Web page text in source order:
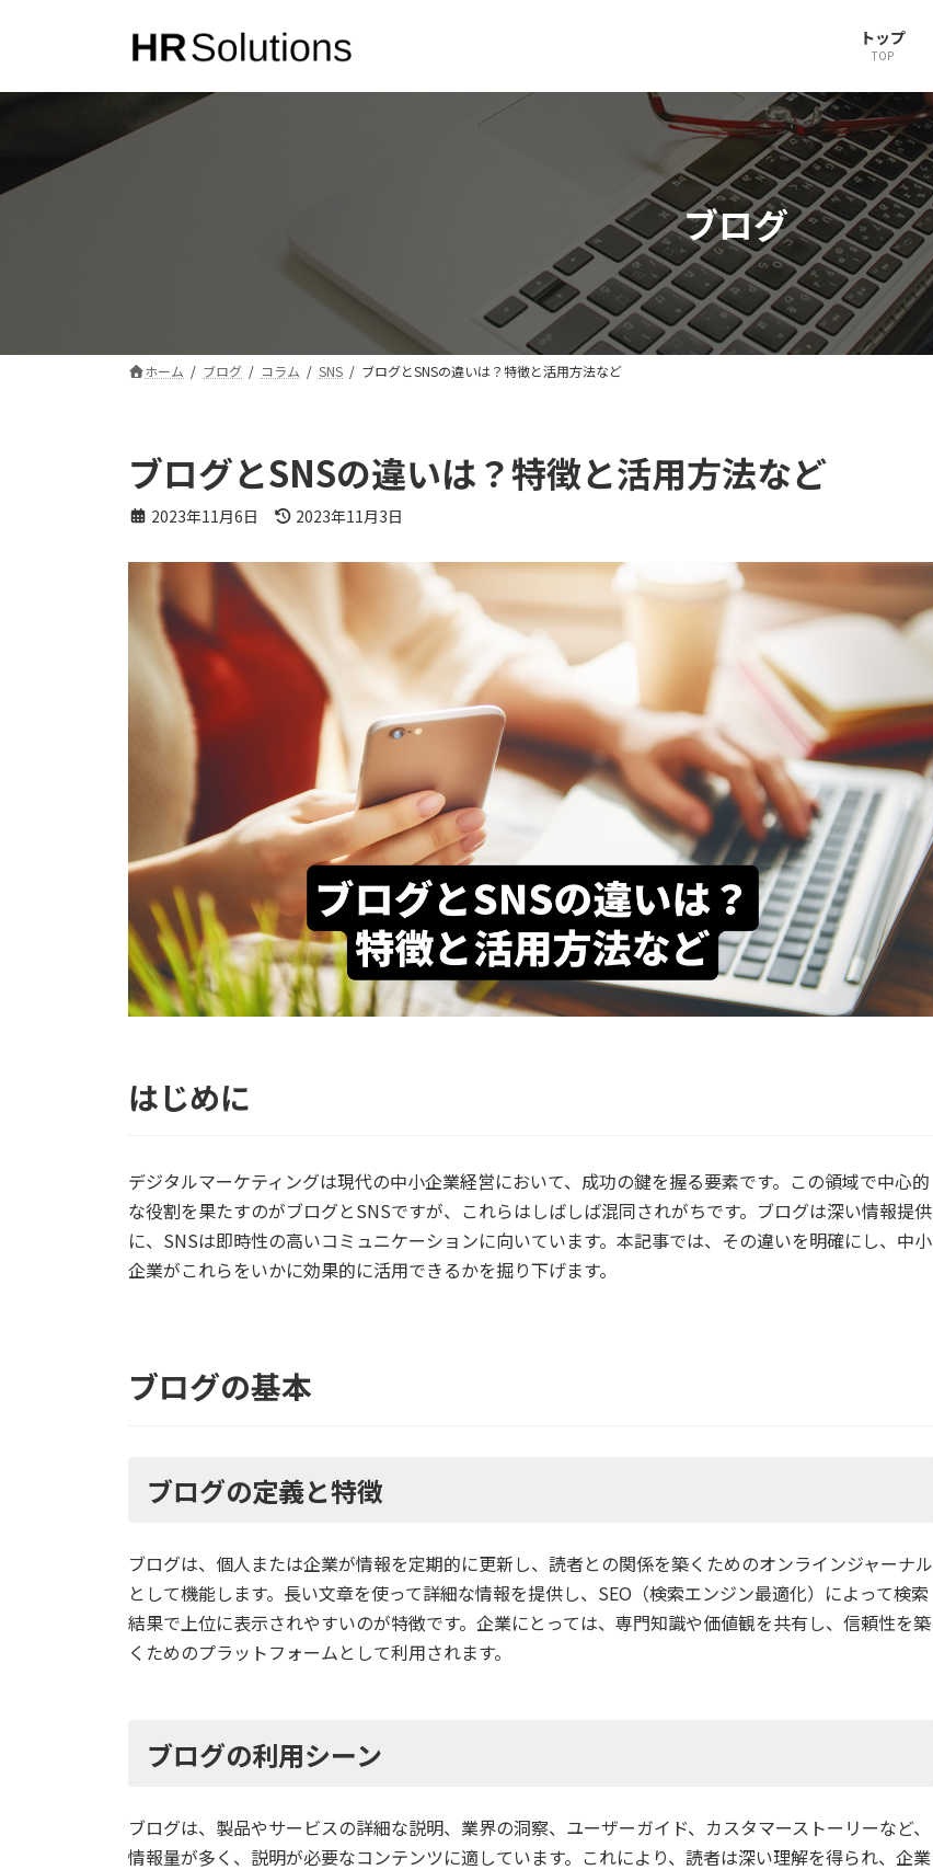
ン
キ
ー
に
トップ
TOP
ブログ
ホーム ブログ コラム SNS ブログとSNSの違いは？特徴と活用方法など
ブログとSNSの違いは？特徴と活用方法など
2023年11月6日
最
更
:
2023年11月3日
はじめに
デジタルマーケティングは現代の中小企業経営において、成功の鍵を握る要素です。この領域で中心的
な役割を果たすのがブログとSNSですが、これらはしばしば混同されがちです。ブログは深い情報提供
に、SNSは即時性の高いコミュニケーションに向いています。本記事では、その違いを明確にし、中小
企業がこれらをいかに効果的に活用できるかを掘り下げます。
ブログの基本
ブログの定義と特徴
ブログは、個人または企業が情報を定期的に更新し、読者との関係を築くためのオンラインジャーナル
として機能します。長い文章を使って詳細な情報を提供し、SEO（検索エンジン最適化）によって検索
結果で上位に表示されやすいのが特徴です。企業にとっては、専門知識や価値観を共有し、信頼性を築
くためのプラットフォームとして利用されます。
ブログの利用シーン
ブログは、製品やサービスの詳細な説明、業界の洞察、ユーザーガイド、カスタマーストーリーなど、
情報量が多く、説明が必要なコンテンツに適しています。これにより、読者は深い理解を得られ、企業